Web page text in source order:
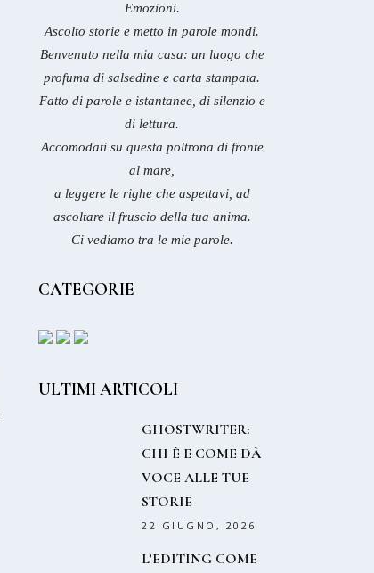
Emozioni.
Ascolto storie e metto in parole mondi.
Benvenuto nella mia casa: un luogo che
profuma di salsedine e carta stampata.
Fatto di parole e istantanee, di silenzio e
di lettura.
Accomodati su questa poltrona di fronte
al mare,
a leggere le righe che aspettavi, ad
ascoltare il fruscio della tua anima.
Ci vediamo tra le mie parole.
CATEGORIE
ULTIMI ARTICOLI
GHOSTWRITER:
CHI È E COME DÀ
VOCE ALLE TUE
STORIE
22 GIUGNO, 2026
L’EDITING COME